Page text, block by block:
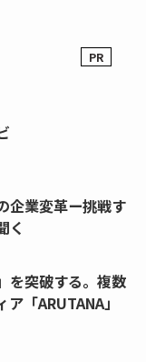
企業変革ー挑戦す
く
を突破する。複数
「ARUTANA」